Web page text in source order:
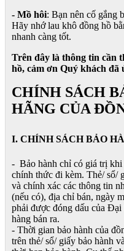
- Mồ hôi: Bạn nên cố gắng
Hãy nhớ lau khô đồng hồ
nhanh càng tốt.
Trên đây là thông tin cần
hồ, cảm ơn Quý khách
CHÍNH SÁCH
HÃNG CỦA
I. CHÍNH SÁCH BẢO
- Bảo hành chỉ có giá trị khi
chính thức đi kèm. Thẻ/ sổ/
và chính xác các thông tin
(nếu có), địa chỉ bán, ngày
phải được đóng dấu của
hàng bán ra.
- Thời gian bảo hành của
trên thẻ/ sổ/ giấy bảo hành